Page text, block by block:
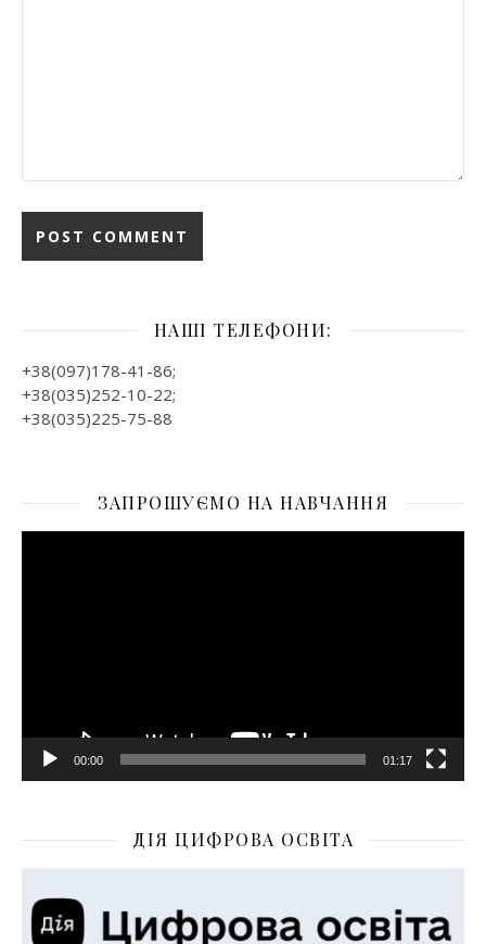
НАШІ ТЕЛЕФОНИ:
+38(097)178-41-86;
+38(035)252-10-22;
+38(035)225-75-88
ЗАПРОШУЄМО НА НАВЧАННЯ
00:00 01:17
ДІЯ ЦИФРОВА ОСВІТА